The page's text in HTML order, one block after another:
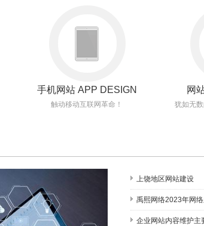
手机网站 APP DESIGN
触动移动互联网革命！
网
犹如无
上饶地区网站建设
禹熙网络2023年网络
企业网站内容维护主